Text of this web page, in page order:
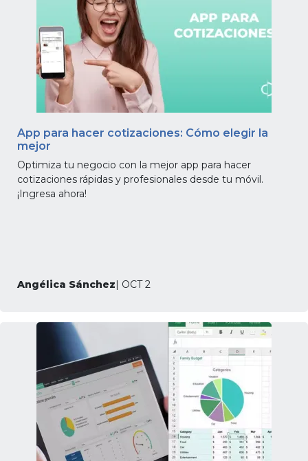
App para hacer cotizaciones: Cómo elegir la
mejor
Optimiza tu negocio con la mejor app para hacer
cotizaciones rápidas y profesionales desde tu móvil.
¡Ingresa ahora!
Angélica Sánchez| OCT 2